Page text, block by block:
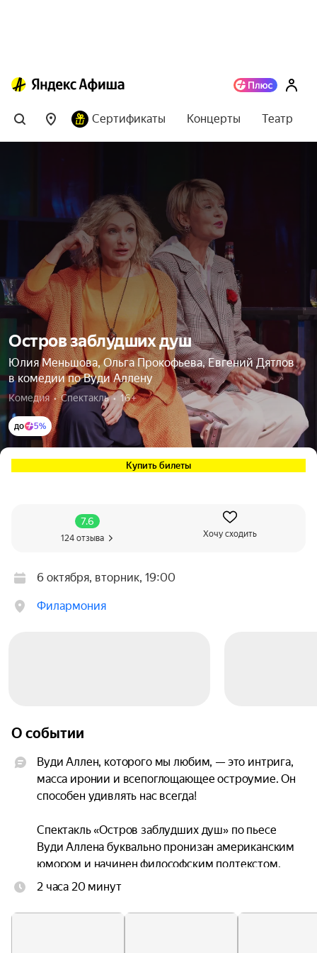
Сертификаты Концерты Театр
Остров заблудших душ
Юлия Меньшова, Ольга Прокофьева, Евгений Дятлов
в комедии по Вуди Аллену
Комедия  •  Спектакль  •  16+
до 5%
Купить билеты
7.6
124 отзыва Хочу сходить
6 октября, вторник, 19:00
Филармония
О событии
Вуди Аллен, которого мы любим, — это интрига,
масса иронии и всепоглощающее остроумие. Он
способен удивлять нас всегда!
Спектакль «Остров заблудших душ» по пьесе
Вуди Аллена буквально пронизан американским
юмором и начинен философским подтекстом.
сколько пар разрушила эта роковая
2 часа 20 минут